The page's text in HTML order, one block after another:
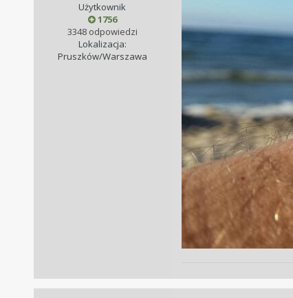
Użytkownik
1756
3348 odpowiedzi
Lokalizacja:
Pruszków/Warszawa